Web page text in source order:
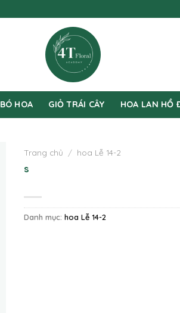
BÓ HOA GIỎ TRÁI CÂY HOA LAN HỒ
Trang chủ / hoa Lễ 14-2
s
Danh mục: hoa Lễ 14-2